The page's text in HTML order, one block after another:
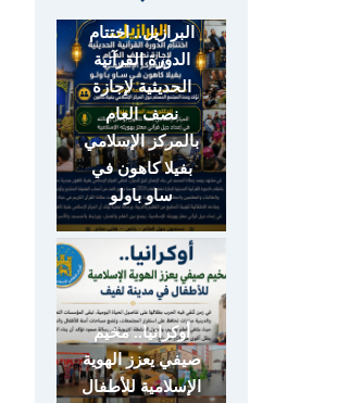
البرازيل.. اختتام
الدورة القرآنية
الحديثية لإجازة
نصف العام
بالمركز الإسلامي
بفيلا كاهون في
ساو باولو
أوكرانيا.. مخيم
صيفي يعزز الهوية
الإسلامية للأطفال